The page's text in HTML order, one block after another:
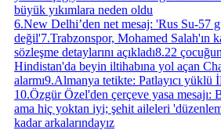
büyük yıkımlara neden oldu
6.New Delhi’den net mesaj: 'Rus Su-57
değil'7.Trabzonspor, Mohamed Salah'ın
sözleşme detaylarını açıkladı8.22
Hindistan'da beyin iltihabına yol açan
alarmı9.Almanya tetikte: Patlayıcı yüklü
10.Özgür Özel'den çerçeve yasa mesajı:
ama hiç yoktan iyi; şehit aileleri
kadar arkalarındayız